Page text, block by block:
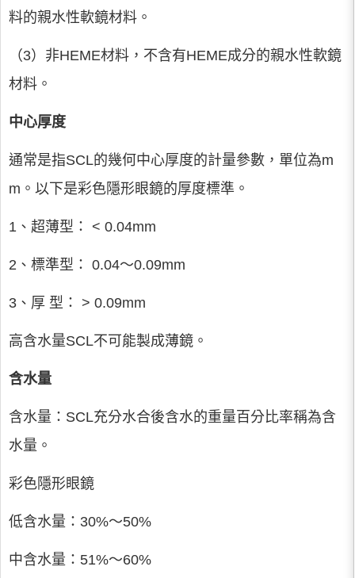
料的親水性軟鏡材料。
（3）非HEME材料，不含有HEME成分的親水性軟鏡
材料。
中心厚度
通常是指SCL的幾何中心厚度的計量參數，單位為m
m。以下是彩色隱形眼鏡的厚度標準。
1、超薄型： < 0.04mm
2、標準型： 0.04～0.09mm
3、厚 型： > 0.09mm
高含水量SCL不可能製成薄鏡。
含水量
含水量：SCL充分水合後含水的重量百分比率稱為含
水量。
彩色隱形眼鏡
低含水量：30%～50%
中含水量：51%～60%